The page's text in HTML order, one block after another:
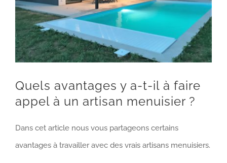
Quels avantages y a-t-il à faire
appel à un artisan menuisier ?
Dans cet article nous vous partageons certains
avantages à travailler avec des vrais artisans menuisiers.